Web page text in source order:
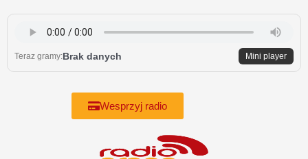
content
Teraz gramy:Brak danych Mini player
Wesprzyj radio